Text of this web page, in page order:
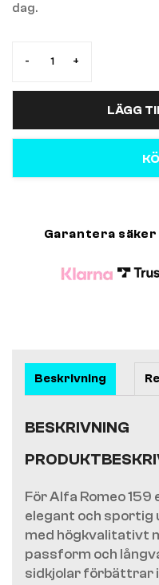
dag.
- +
LÄGG
Garantera
Beskrivning
BESKRIVNING
För Alfa Romeo
elegant och sportig
med högkvalitativt
passform och
sidkjolar förbättrar